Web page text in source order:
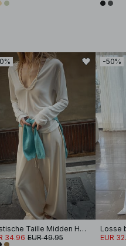
Elastische Taille Midden Hoge Satijnen Broek
34.96 EUR 49.95
-50%
Losse
EUR